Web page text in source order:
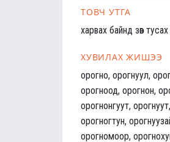
ТОВЧ УТГА
харвах байнд зөв тусах
ХУВИЛАХ ЖИШЭЭ
орогно, орогнуул,
орогноод, орогнон,
орогнонгуут,
орогногтун,
орогномоор,